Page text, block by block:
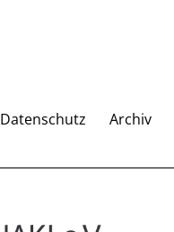
Datenschutz Archiv